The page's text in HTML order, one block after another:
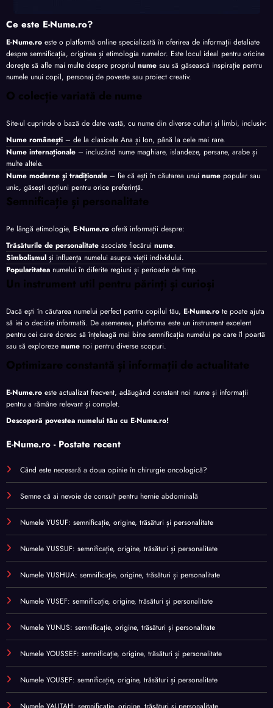
Ce este E-Nume.ro?
E-Nume.ro este o platformă online specializată în oferirea de informații detaliate
despre semnificația, originea și etimologia numelor. Este locul ideal pentru oricine
dorește să afle mai multe despre propriul nume sau să găsească inspirație pentru
numele unui copil, personaj de poveste sau proiect creativ.
O colecție variată de nume
Site-ul cuprinde o bază de date vastă, cu nume din diverse culturi și limbi, inclusiv:
Nume românești – de la clasicele Ana și Ion, până la cele mai rare.
Nume internaționale – incluzând nume maghiare, islandeze, persane, arabe și
multe altele.
Nume moderne și tradiționale – fie că ești în căutarea unui nume popular sau
unic, găsești opțiuni pentru orice preferință.
Semnificație și personalitate
Pe lângă etimologie, E-Nume.ro oferă informații despre:
Trăsăturile de personalitate asociate fiecărui nume.
Simbolismul și influența numelui asupra vieții individului.
Popularitatea numelui în diferite regiuni și perioade de timp.
Un instrument util pentru părinți și curioși
Dacă ești în căutarea numelui perfect pentru copilul tău, E-Nume.ro te poate ajuta
să iei o decizie informată. De asemenea, platforma este un instrument excelent
pentru cei care doresc să înțeleagă mai bine semnificația numelui pe care îl poartă
sau să exploreze nume noi pentru diverse scopuri.
Optimizare constantă și informații de actualitate
E-Nume.ro este actualizat frecvent, adăugând constant noi nume și informații
pentru a rămâne relevant și complet.
Descoperă povestea numelui tău cu E-Nume.ro!
E-Nume.ro - Postate recent
Când este necesară a doua opinie în chirurgie oncologică?
Semne că ai nevoie de consult pentru hernie abdominală
Numele YUSUF: semnificație, origine, trăsături și personalitate
Numele YUSSUF: semnificație, origine, trăsături și personalitate
Numele YUSHUA: semnificație, origine, trăsături și personalitate
Numele YUSEF: semnificație, origine, trăsături și personalitate
Numele YUNUS: semnificație, origine, trăsături și personalitate
Numele YOUSSEF: semnificație, origine, trăsături și personalitate
Numele YOUSEF: semnificație, origine, trăsături și personalitate